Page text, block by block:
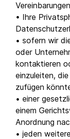
• Ihre
• sofern wir
oder
kontaktieren
einzuleiten,
zufügen
• einer
einem
Anordnung
• jeden